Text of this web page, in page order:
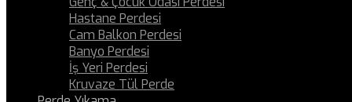
Hastane Perdesi
Cam Balkon Perdesi
Banyo Perdesi
İş Yeri Perdesi
Kruvaze Tül Perde